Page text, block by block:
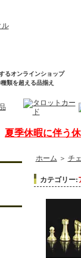
るオンラインショップ
類を超える品揃え
夏季休暇に伴う
ホーム ＞ チ
カテゴリー: